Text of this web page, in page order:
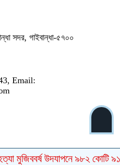
মুজিববর্ষ উদযাপনে ৯৮২ কোটি ৯১
সদর, গাইবান্ধা-৫৭০০
Email: